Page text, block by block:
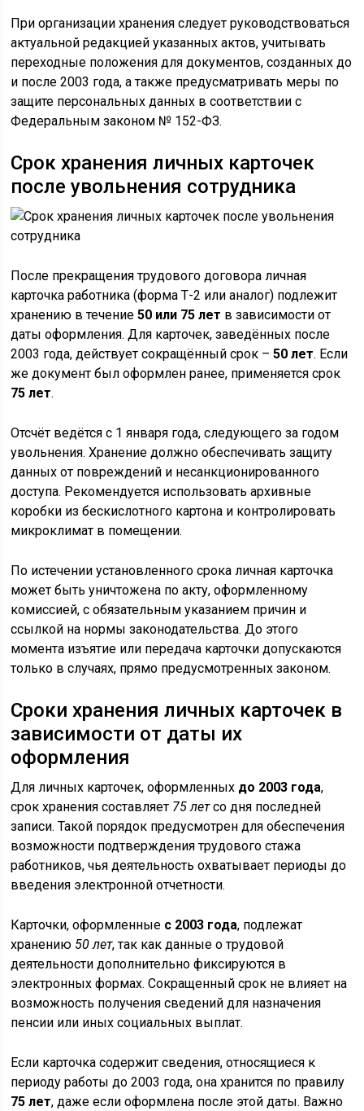
При организации хранения следует руководствоваться
актуальной редакцией указанных актов, учитывать
переходные положения для документов, созданных до
и после 2003 года, а также предусматривать меры по
защите персональных данных в соответствии с
Федеральным законом № 152-ФЗ.
Срок хранения личных карточек
после увольнения сотрудника
После прекращения трудового договора личная
карточка работника (форма Т-2 или аналог) подлежит
хранению в течение50 или 75 лет в зависимости от
даты оформления. Для карточек, заведённых после
2003 года, действует сокращённый срок –50 лет. Если
же документ был оформлен ранее, применяется срок
75 лет.
Отсчёт ведётся с 1 января года, следующего за годом
увольнения. Хранение должно обеспечивать защиту
данных от повреждений и несанкционированного
доступа. Рекомендуется использовать архивные
коробки из бескислотного картона и контролировать
микроклимат в помещении.
По истечении установленного срока личная карточка
может быть уничтожена по акту, оформленному
комиссией, с обязательным указанием причин и
ссылкой на нормы законодательства. До этого
момента изъятие или передача карточки допускаются
только в случаях, прямо предусмотренных законом.
Сроки хранения личных карточек в
зависимости от даты их
оформления
Для личных карточек, оформленных до 2003 года,
срок хранения составляет 75 летсо дня последней
записи. Такой порядок предусмотрен для обеспечения
возможности подтверждения трудового стажа
работников, чья деятельность охватывает периоды до
введения электронной отчетности.
Карточки, оформленные с 2003 года, подлежат
хранению 50 лет, так как данные о трудовой
деятельности дополнительно фиксируются в
электронных формах. Сокращенный срок не влияет на
возможность получения сведений для назначения
пенсии или иных социальных выплат.
Если карточка содержит сведения, относящиеся к
периоду работы до 2003 года, она хранится по правилу
75 лет, даже если оформлена после этой даты. Важно